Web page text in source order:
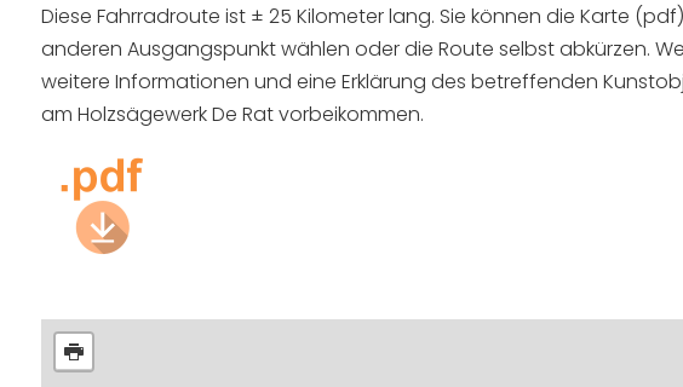
Diese Fahrradroute ist ± 25 Kilometer lang. Sie können die Karte
anderen Ausgangspunkt wählen oder die Route selbst abkürzen.
weitere Informationen und eine Erklärung des betreffenden
am Holzsägewerk De Rat vorbeikommen.